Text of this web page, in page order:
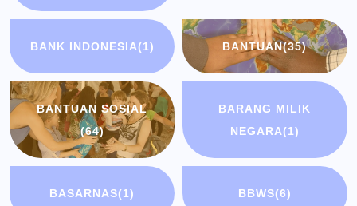
BANK INDONESIA(1) BANTUAN(35)
BANTUAN SOSIAL
(64)
BARANG MILIK
NEGARA(1)
BASARNAS(1) BBWS(6)